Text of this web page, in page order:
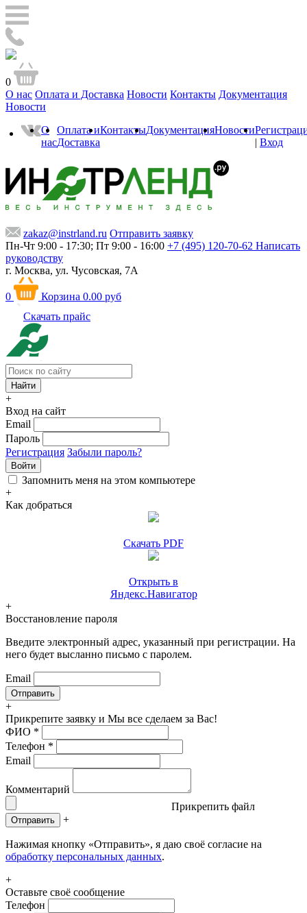
0
О нас Оплата и Доставка Новости Контакты Документация
Новости
О
нас
Оплата и
Доставка
КонтактыДокументацияНовости
| Вход
zakaz@instrland.ru Отправить заявку
Пн-Чт 9:00 - 17:30; Пт 9:00 - 16:00 +7 (495) 120-70-62 Написать
руководству
г. Москва, ул. Чусовская, 7А
0 Корзина 0.00 руб
Скачать прайс
+
Вход на сайт
Email
Пароль
Регистрация Забыли пароль?
Войти
Запомнить меня на этом компьютере
+
Как добраться
Скачать PDF
Открыть в
Яндекс.Навигатор
+
Восстановление пароля
Введите электронный адрес, указанный при регистрации. На
него будет высланно письмо с паролем.
Email
+
Прикрепите заявку и Мы все сделаем за Вас!
ФИО *
Телефон *
Email
Комментарий
Прикрепить файл
Отправить +
Нажимая кнопку «Отправить», я даю своё согласие на
обработку персональных данных.
+
Оставьте своё сообщение
Телефон